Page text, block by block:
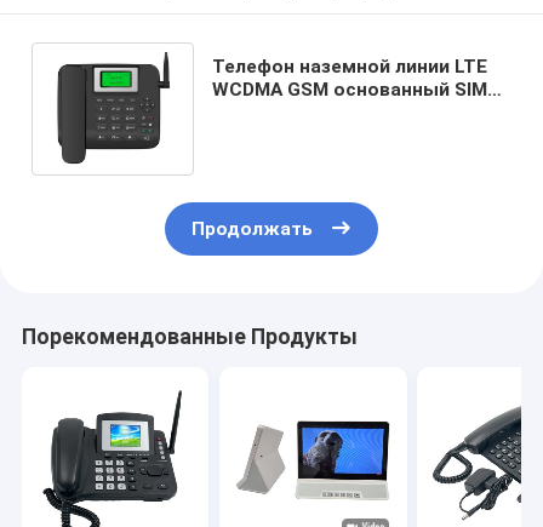
Телефон наземной линии LTE
WCDMA GSM основанный SIM
Продолжать
Порекомендованные Продукты